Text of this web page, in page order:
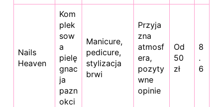
Nails
Heaven
Kom
plek
sow
a
pielę
gnac
ja
pazn
okci
Manicure,
pedicure,
stylizacja
brwi
Przyja
zna
atmosf
era,
pozyty
wne
opinie
Od
50
zł
8
.
6